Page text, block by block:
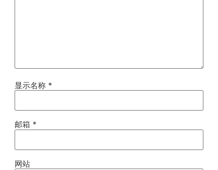
显示名称 *
邮箱 *
网站